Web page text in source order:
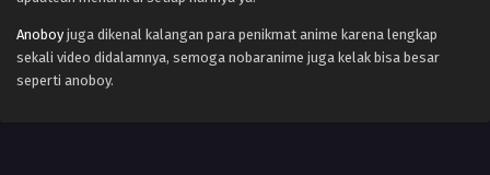
Eps 6 - Episode 6 - October 26, 2024
Anoboy juga dikenal kalangan para penikmat anime karena lengkap
sekali video didalamnya, semoga nobaranime juga kelak bisa besar
seperti anoboy.